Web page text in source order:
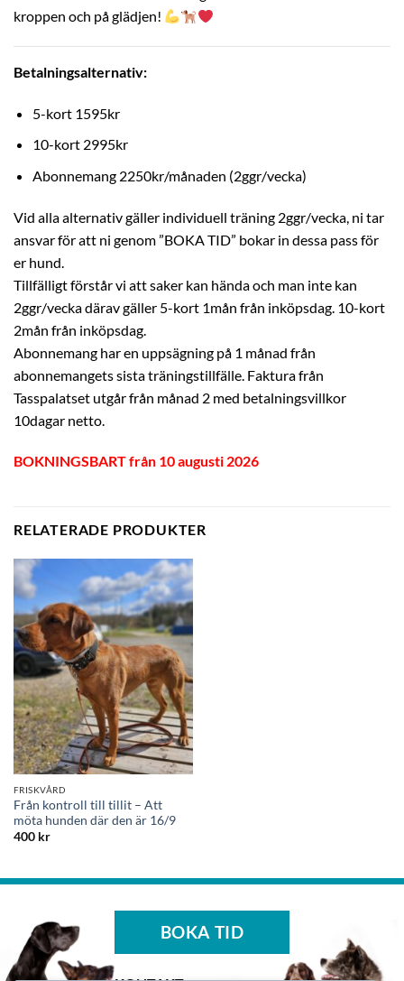
kroppen och på glädjen!
Betalningsalternativ:
5-kort 1595kr
10-kort 2995kr
Abonnemang 2250kr/månaden (2ggr/vecka)
Vid alla alternativ gäller individuell träning 2ggr/vecka, ni tar
ansvar för att ni genom ”BOKA TID” bokar in dessa pass för
er hund.
Tillfälligt förstår vi att saker kan hända och man inte kan
2ggr/vecka därav gäller 5-kort 1mån från inköpsdag. 10-kort
2mån från inköpsdag.
Abonnemang har en uppsägning på 1 månad från
abonnemangets sista träningstillfälle. Faktura från
Tasspalatset utgår från månad 2 med betalningsvillkor
10dagar netto.
BOKNINGSBART från 10 augusti 2026
RELATERADE PRODUKTER
FRISKVÅRD
Från kontroll till tillit – Att
möta hunden där den är 16/9
400 kr
BOKA TID